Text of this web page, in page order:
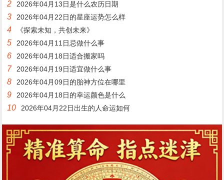
2 2026年04月13日是什么农历日期
3 2026年04月22日的星座运势怎么样
4 《探索未知，共创未来》
5 2026年04月11日忌做什么事
6 2026年04月18日适合搬家吗
7 2026年04月19日适宜做什么事
8 2026年04月09日的胎神方位在哪里
9 2026年04月18日的幸运颜色是什么
10 2026年04月22日出生的人命运如何